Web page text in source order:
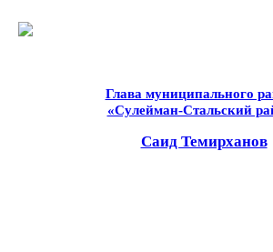
Глава муниципального
«Сулейман-Стальский
Саид Темирханов